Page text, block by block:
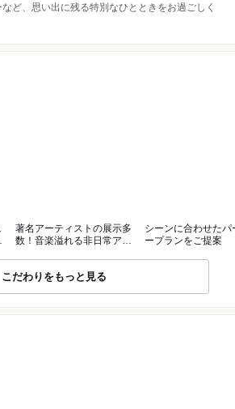
ど、思い出に残る特別なひとときをお過ごしく
著名アーティストの展示多
数！音楽溢れる非日常アメ
シーンに合わせたパ
ープランをご提案
こだわりをもっと見る